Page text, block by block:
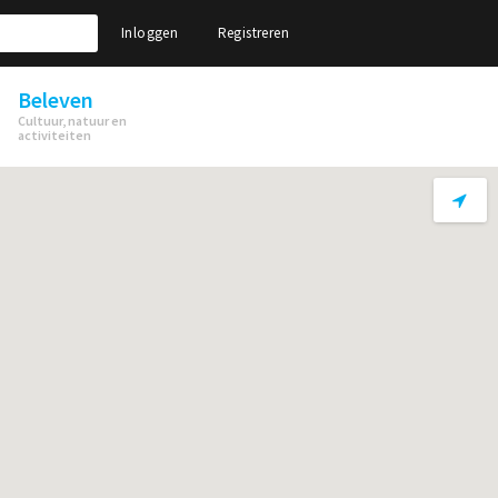
Inloggen Registreren
Beleven
Cultuur, natuur en
activiteiten